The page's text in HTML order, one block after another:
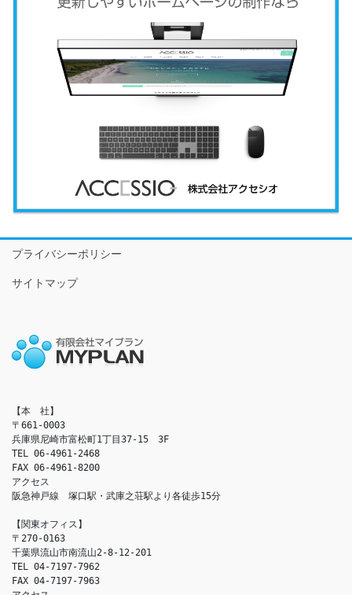
プライバシーポリシー
サイトマップ
【本　社】
〒661-0003
兵庫県尼崎市富松町1丁目37-15　3F
TEL 06-4961-2468
FAX 06-4961-8200
アクセス
阪急神戸線　塚口駅・武庫之荘駅より各徒歩15分
【関東オフィス】
〒270-0163
千葉県流山市南流山2-8-12-201
TEL 04-7197-7962
FAX 04-7197-7963